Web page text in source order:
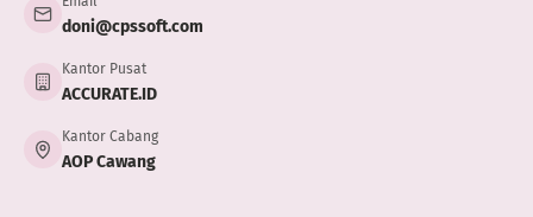
doni@cpssoft.com
Kantor Pusat
ACCURATE.ID
Kantor Cabang
AOP Cawang